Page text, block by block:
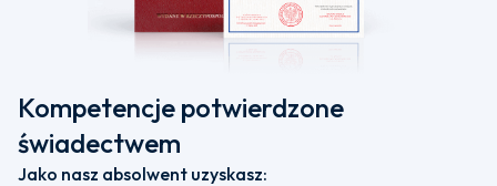
Kompetencje potwierdzone
świadectwem
Jako nasz absolwent uzyskasz: